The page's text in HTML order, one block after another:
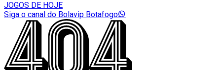
JOGOS DE HOJE
Siga o canal do Bolavip Botafogo